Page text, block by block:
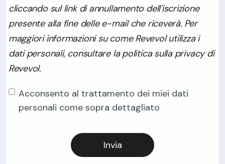
cliccando sul link di annullamento dell'iscrizione
presente alla fine delle e-mail che riceverà. Per
maggiori informazioni su come Revevol utilizza i
dati personali, consultare la politica sulla privacy di
Revevol.
Acconsento al trattamento dei miei dati
personali come sopra dettagliato